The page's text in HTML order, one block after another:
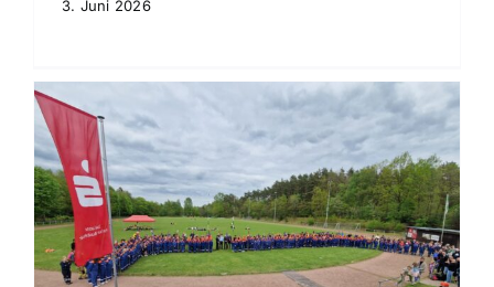
3. Juni 2026